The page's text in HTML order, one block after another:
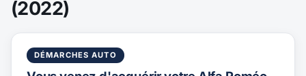
(2022)
DÉMARCHES AUTO